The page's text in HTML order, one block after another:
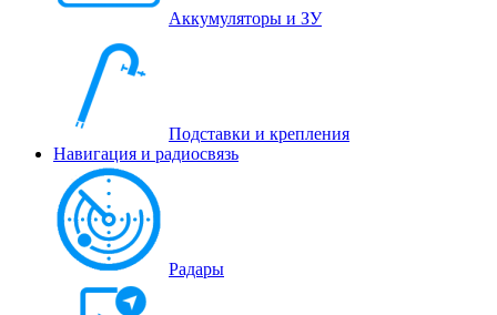
Аккумуляторы и ЗУ
Подставки и крепления
Навигация и радиосвязь
Радары